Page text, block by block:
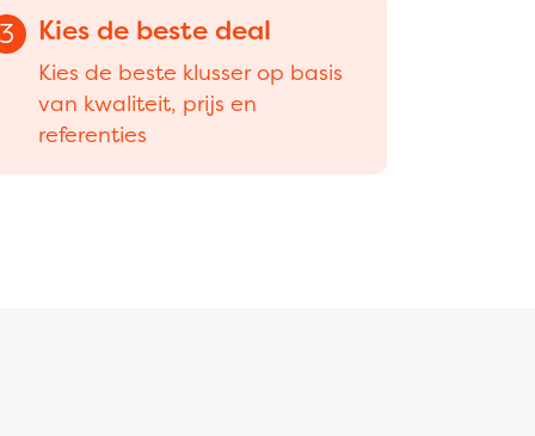
3 Kies de beste deal
Kies de beste klusser op basis
van kwaliteit, prijs en
referenties